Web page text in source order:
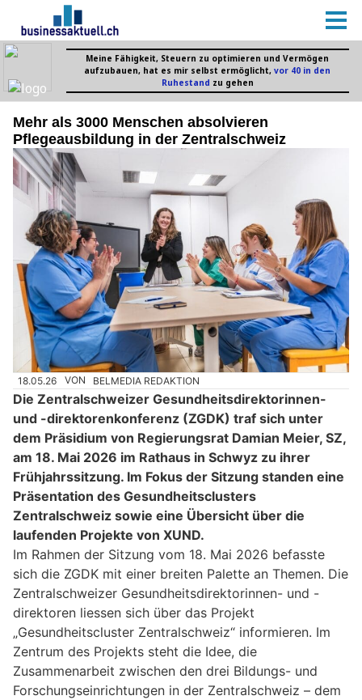
Mehr als 3000 Menschen absolvieren
Pflegeausbildung in der Zentralschweiz
18.05.26 VON BELMEDIA REDAKTION
Die Zentralschweizer Gesundheitsdirektorinnen-
und -direktorenkonferenz (ZGDK) traf sich unter
dem Präsidium von Regierungsrat Damian Meier, SZ,
am 18. Mai 2026 im Rathaus in Schwyz zu ihrer
Frühjahrssitzung. Im Fokus der Sitzung standen eine
Präsentation des Gesundheitsclusters
Zentralschweiz sowie eine Übersicht über die
laufenden Projekte von XUND.
Im Rahmen der Sitzung vom 18. Mai 2026 befasste
sich die ZGDK mit einer breiten Palette an Themen. Die
Zentralschweizer Gesundheitsdirektorinnen- und -
direktoren liessen sich über das Projekt
„Gesundheitscluster Zentralschweiz“ informieren. Im
Zentrum des Projekts steht die Idee, die
Zusammenarbeit zwischen den drei Bildungs- und
Forschungseinrichtungen in der Zentralschweiz – dem